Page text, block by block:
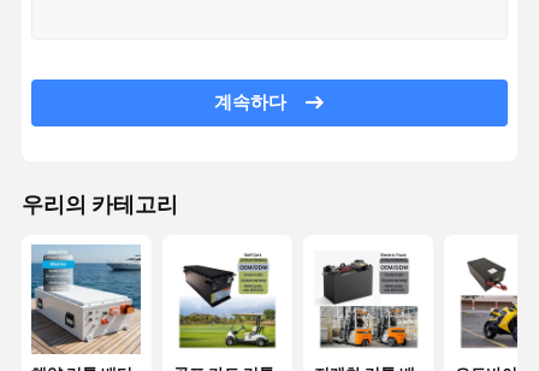
집 제품 비디오 VR 쇼
계속하다
우리의 카테고리